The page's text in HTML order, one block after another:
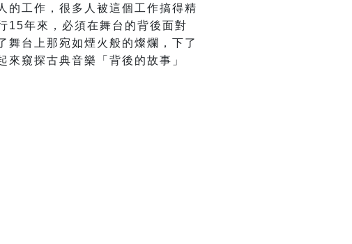
的工作，很多人被這個工作搞得精
15年來，必須在舞台的背後面對
舞台上那宛如煙火般的燦爛，下了
窺探古典音樂「背後的故事」